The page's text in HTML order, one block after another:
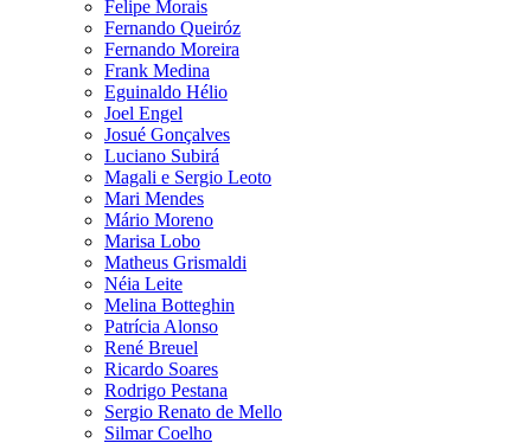
Felipe Morais
Fernando Queiróz
Fernando Moreira
Frank Medina
Eguinaldo Hélio
Joel Engel
Josué Gonçalves
Luciano Subirá
Magali e Sergio Leoto
Mari Mendes
Mário Moreno
Marisa Lobo
Matheus Grismaldi
Néia Leite
Melina Botteghin
Patrícia Alonso
René Breuel
Ricardo Soares
Rodrigo Pestana
Sergio Renato de Mello
Silmar Coelho